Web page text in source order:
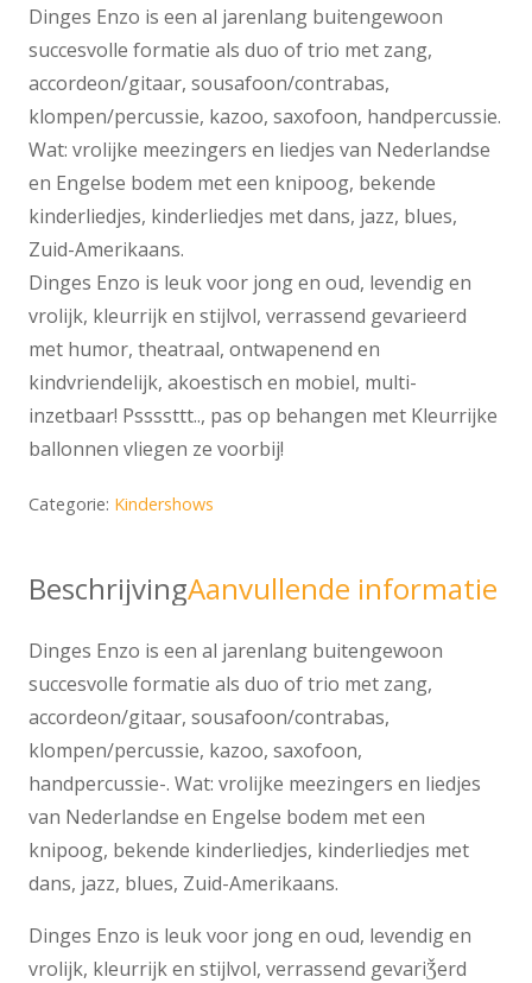
Dinges Enzo is een al jarenlang buitengewoon
succesvolle formatie als duo of trio met zang,
accordeon/gitaar, sousafoon/contrabas,
klompen/percussie, kazoo, saxofoon, handpercussie.
Wat: vrolijke meezingers en liedjes van Nederlandse
en Engelse bodem met een knipoog, bekende
kinderliedjes, kinderliedjes met dans, jazz, blues,
Zuid-Amerikaans.
Dinges Enzo is leuk voor jong en oud, levendig en
vrolijk, kleurrijk en stijlvol, verrassend gevarieerd
met humor, theatraal, ontwapenend en
kindvriendelijk, akoestisch en mobiel, multi-
inzetbaar! Pssssttt.., pas op behangen met Kleurrijke
ballonnen vliegen ze voorbij!
Categorie: Kindershows
BeschrijvingAanvullende informatie
Dinges Enzo is een al jarenlang buitengewoon
succesvolle formatie als duo of trio met zang,
accordeon/gitaar, sousafoon/contrabas,
klompen/percussie, kazoo, saxofoon,
handpercussie-. Wat: vrolijke meezingers en liedjes
van Nederlandse en Engelse bodem met een
knipoog, bekende kinderliedjes, kinderliedjes met
dans, jazz, blues, Zuid-Amerikaans.
Dinges Enzo is leuk voor jong en oud, levendig en
vrolijk, kleurrijk en stijlvol, verrassend gevariǮerd